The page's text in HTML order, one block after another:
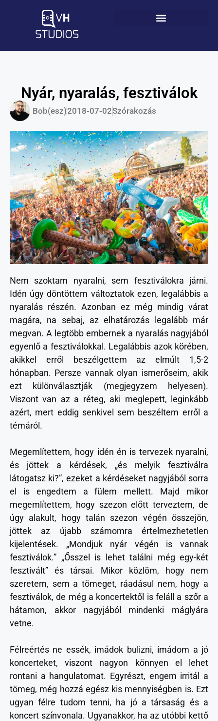
Nyár, nyaralás, fesztiválok
Bob(esz)2018-07-02Szórakozás
Nem szoktam nyaralni, sem fesztiválokra járni.
Idén úgy döntöttem változtatok ezen, legalábbis a
nyaralás részén. Azonban ez még mindig várat
magára, na sebaj, az elhatározás legalább már
megvan. A legtöbb embernek a nyaralás nagyjából
egyenlő a fesztiválokkal. Legalábbis azok körében,
akikkel erről beszélgettem az elmúlt 1,5-2
hónapban. Persze vannak olyan ismerőseim, akik
ezt különválasztják (megjegyzem helyesen).
Viszont van az a réteg, aki meglepett, leginkább
azért, mert eddig senkivel sem beszéltem erről a
témáról.
Megemlítettem, hogy idén én is tervezek nyaralni,
és jöttek a kérdések, „és melyik fesztiválra
látogatsz ki?”, ezeket a kérdéseket nagyjából sorra
el is engedtem a fülem mellett. Majd mikor
megemlítettem, hogy szezon előtt terveztem, de
úgy alakult, hogy talán szezon végén összejön,
jöttek az újabb számomra értelmezhetetlen
kijelentések. „Mondjuk nyár végén is vannak
fesztiválok.” „Ősszel is lehet találni még egy-két
fesztivált” és társai. Mikor közlöm, hogy nem
szeretem, sem a tömeget, ráadásul nem, hogy a
fesztiválok, de még a koncertektől is feláll a szőr a
hátamon, akkor nagyjából mindenki máglyára
vetne.
Félreértés ne essék, imádok bulizni, imádom a jó
koncerteket, viszont nagyon könnyen el lehet
rontani a hangulatomat. Egyrészt, engem irritál a
tömeg, még hozzá egész kis mennyiségben is. Ezt
ugyan félre tudom tenni, ha jó a társaság és a
koncert színvonala. Ugyanakkor, ha az utóbbi kettő